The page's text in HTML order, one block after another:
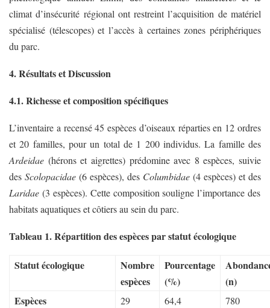
climat d’insécurité régional ont restreint l’acquisition de matériel
spécialisé (télescopes) et l’accès à certaines zones périphériques
du parc.
4. Résultats et Discussion
4.1. Richesse et composition spécifiques
L’inventaire a recensé 45 espèces d’oiseaux réparties en 12 ordres
et 20 familles, pour un total de 1 200 individus. La famille des
Ardeidae (hérons et aigrettes) prédomine avec 8 espèces, suivie
des Scolopacidae (6 espèces), des Columbidae (4 espèces) et des
Laridae (3 espèces). Cette composition souligne l’importance des
habitats aquatiques et côtiers au sein du parc.
Tableau 1. Répartition des espèces par statut écologique
Statut écologique
Nombre
espèces
Pourcentage
(%)
(n)
Espèces
29 64,4 780